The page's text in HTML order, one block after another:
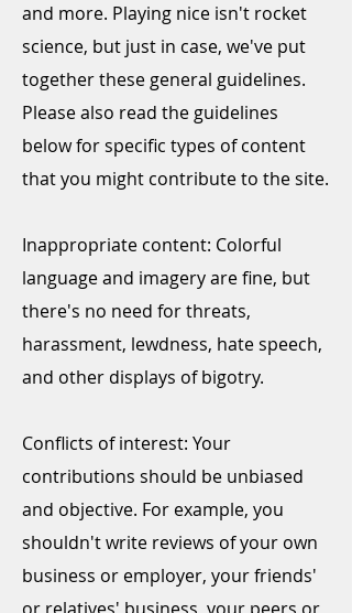
and more. Playing nice isn't rocket
science, but just in case, we've put
together these general guidelines.
Please also read the guidelines
below for specific types of content
that you might contribute to the site.
Inappropriate content: ​Colorful
language and imagery are fine, but
there's no need for threats,
harassment, lewdness, hate speech,
and other displays of bigotry.
Conflicts of interest: ​Your
contributions should be unbiased
and objective. For example, you
shouldn't write reviews of your own
business or employer, your friends'